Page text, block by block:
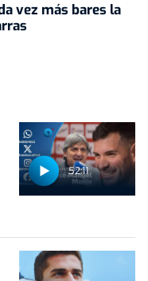
vez más bares la
52:11